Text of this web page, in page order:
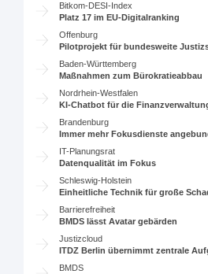
Bitkom-DESI-Index
Platz 17 im EU-Digitalranking
Offenburg
Pilotprojekt für bundesweite
Baden-Württemberg
Maßnahmen zum Bürokratieabbau
Nordrhein-Westfalen
KI-Chatbot für die
Brandenburg
Immer mehr Fokusdienste
IT-Planungsrat
Datenqualität im Fokus
Schleswig-Holstein
Einheitliche Technik für große
Barrierefreiheit
BMDS lässt Avatar gebärden
Justizcloud
ITDZ Berlin übernimmt zentrale
BMDS